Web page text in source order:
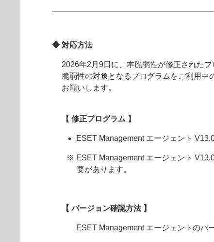
◆ 対応方法
2026年2月9日に、本脆弱性が修正されたプ
脆弱性の対象となるプログラムをご利用中
お願いします。
【 修正プログラム 】
ESET Management エージェント
※ ESET Management エージェント
要があります。
【 バージョン確認方法 】
ESET Management エージェントのバ